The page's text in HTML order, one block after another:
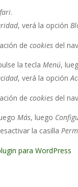
.
, verá la opción
decookies del
la teclaMenú,
, verá la opción
decookies del
Más, luego
la casilla
para WordPress